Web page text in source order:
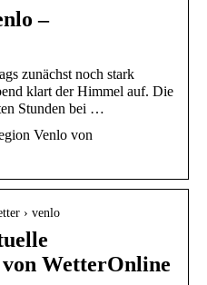
–
zunächst noch stark
klart der Himmel auf. Die
Stunden bei …
Venlo von
› venlo
WetterOnline